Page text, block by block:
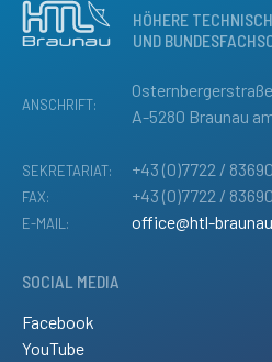
HÖHERE
UND
ANSCHRIFT:
A-5280 Braunau
SEKRETARIAT: +43 (0)7722 /
FAX: +43 (0)7722 /
E-MAIL: office@htl-
SOCIAL MEDIA
Facebook
YouTube